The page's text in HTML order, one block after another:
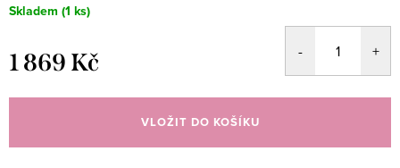
Skladem (1 ks)
1 869 Kč
cena:
VLOŽIT DO KOŠÍKU